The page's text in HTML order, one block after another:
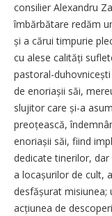
consilier Alexandru
îmbărbătare redăm
și a cărui timpurie
cu alese calități
pastoral-
de enoriașii săi,
slujitor care și-a
preoțească,
enoriașii săi, fiind
dedicate tinerilor,
a locașurilor de cult,
desfășurat misiunea;
acțiunea de